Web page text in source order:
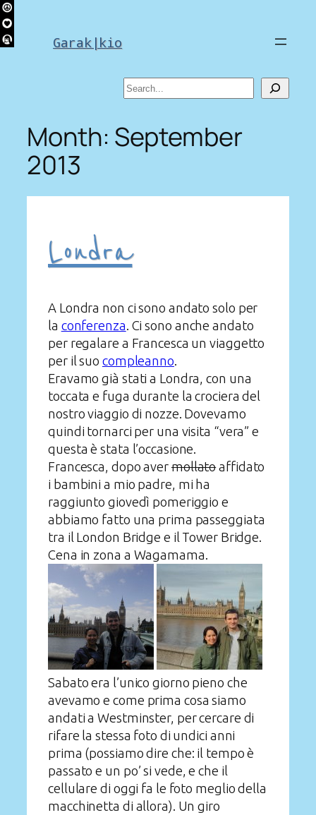
Skip
to
content Garak|kio
Search
Month: September
2013
Londra
A Londra non ci sono andato solo per
la conferenza. Ci sono anche andato
per regalare a Francesca un viaggetto
per il suo compleanno.
Eravamo già stati a Londra, con una
toccata e fuga durante la crociera del
nostro viaggio di nozze. Dovevamo
quindi tornarci per una visita “vera” e
questa è stata l’occasione.
Francesca, dopo aver mollatoaffidato
i bambini a mio padre, mi ha
raggiunto giovedì pomeriggio e
abbiamo fatto una prima passeggiata
tra il London Bridge e il Tower Bridge.
Cena in zona a Wagamama.
Sabato era l’unico giorno pieno che
avevamo e come prima cosa siamo
andati a Westminster, per cercare di
rifare la stessa foto di undici anni
prima (possiamo dire che: il tempo è
passato e un po’ si vede, e che il
cellulare di oggi fa le foto meglio della
macchinetta di allora). Un giro